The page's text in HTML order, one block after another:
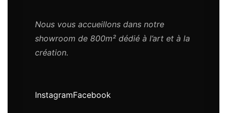
Nous vous accueillons dans notre
showroom de 800m² dédié à l’art et à la
création.
InstagramFacebook